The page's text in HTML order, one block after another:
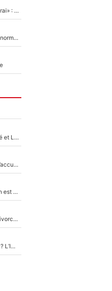
Mercato - OM - «Dès que je prends un club, je t’appellerai» : La promesse de Marcelino au moment de claquer la porte
Victime de racisme contre Murray, Kyrgios pousse un énorme coup de gueule !
La Liga sur beIN SPORTS, c’est terminé : Kylian Mbappé et Lamine Yamal changent de chaîne, «le moment était venu d'ouvrir un nouveau chapitre»
Avant l’annonce de sa première liste, Zidane a décidé d’accueillir une nouvelle tête en équipe de France
Mercato - Analyse : Real-Vinicius Jr, la surprise qui n'en est pas une...
Frank McCourt et Pablo Longoria : Les coulisses d’un divorce coûteux qui ruine l’OM à petit feu…
Kylian Mbappé et Lamine Yamal ont de la concurrence ? L’IA annonce les 5 joueurs qui vont dominer le football dans les années à venir !